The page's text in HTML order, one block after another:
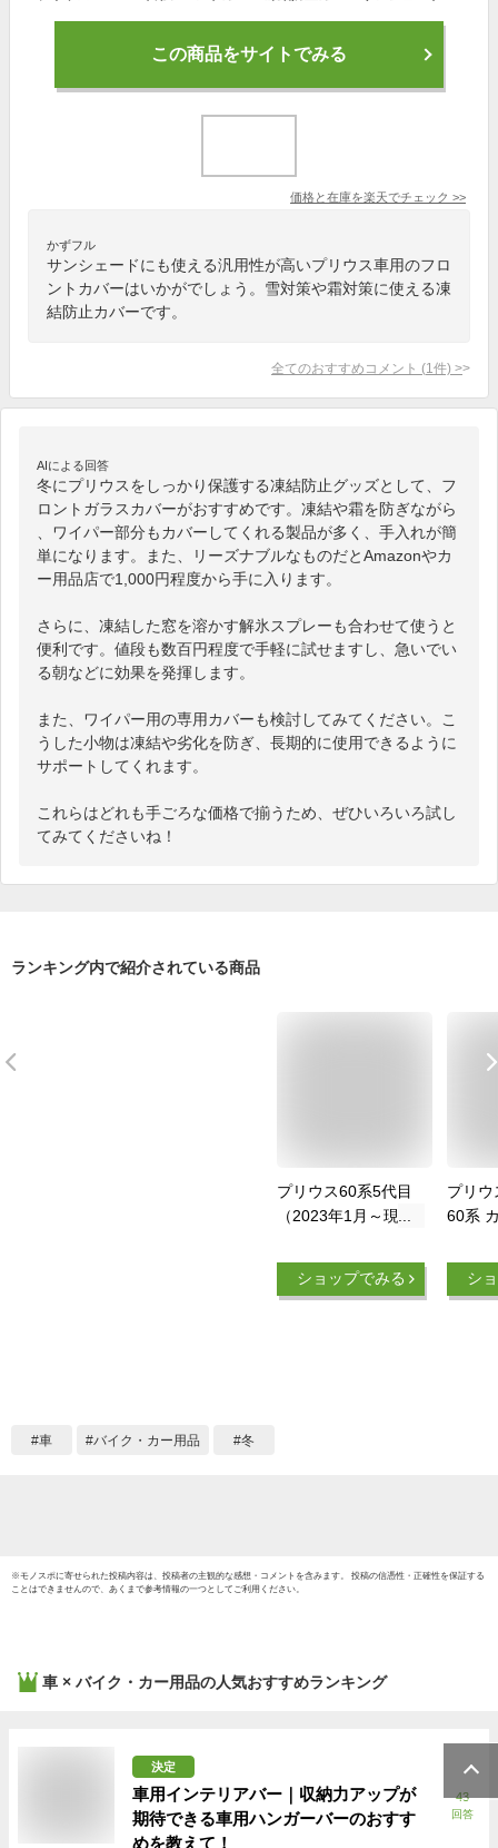
この商品をサイトでみる
価格と在庫を楽天でチェック >>
かずフル
サンシェードにも使える汎用性が高いプリウス車用のフロ
ントカバーはいかがでしょう。雪対策や霜対策に使える凍
結防止カバーです。
全てのおすすめコメント (1 件) >
AIによる回答
冬にプリウスをしっかり保護する凍結防止グッズとして、フ
ロントガラスカバーがおすすめです。凍結や霜を防ぎながら
、ワイパー部分もカバーしてくれる製品が多く、手入れが簡
単になります。また、リーズナブルなものだとAmazonやカ
ー用品店で1,000円程度から手に入ります。
さらに、凍結した窓を溶かす解氷スプレーも合わせて使うと
便利です。値段も数百円程度で手軽に試せますし、急いでい
る朝などに効果を発揮します。
また、ワイパー用の専用カバーも検討してみてください。こ
うした小物は凍結や劣化を防ぎ、長期的に使用できるように
サポートしてくれます。
これらはどれも手ごろな価格で揃うため、ぜひいろいろ試し
てみてくださいね！
ランキング内で紹介されている商品
プリウス60系5代目
（2023年1月～現
カバー 凍結防止 カ
ーフロントカバー 車
ショップでみる
プリウ
60系
カット
け遮
シ
車 バイク・カー用品 冬
※モノスポに寄せられた投稿内容は、投稿者の主観的な感想・コメントを含みます。 投稿の信憑性・正確性を保証する
ことはできませんので、あくまで参考情報の一つとしてご利用ください。
車 × バイク・カー用品の人気おすすめランキング
決定
車用インテリアバー｜収納力アップが
期待できる車用ハンガーバーのおすす
めを教えて！
43
回答